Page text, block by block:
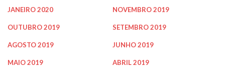
JANEIRO 2020 NOVEMBRO 2019
OUTUBRO 2019 SETEMBRO 2019
AGOSTO 2019 JUNHO 2019
MAIO 2019 ABRIL 2019